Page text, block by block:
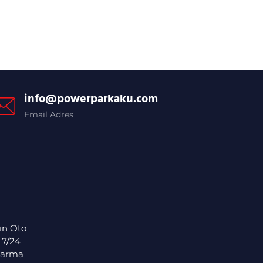
info@powerparkaku.com
Email Adres
Oto
24